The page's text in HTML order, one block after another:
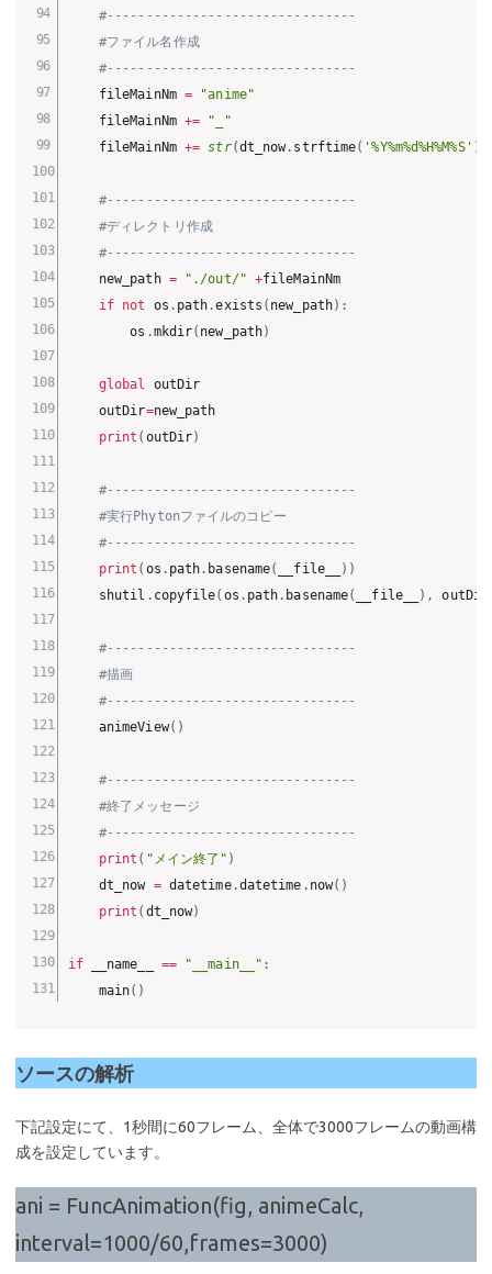
#--------------------------------
#ファイル名作成
#--------------------------------
    fileMainNm
=
"anime"
    fileMainNm
+=
"_"
    fileMainNm
+= str(dt_now. strftime( '%Y%m%d%H%M%S' )
#--------------------------------
#ディレクトリ作成
#--------------------------------
    new_path
= "./out/" +fileMainNm
if not os . path .exists ( new_path) :
        os
.mkdir( new_path)
global
outDir
    outDir
=new_path
print ( outDir)
#--------------------------------
#実行Phytonファイルのコピー
#--------------------------------
print ( os . path . basename( __file__ ) )
    shutil
. copyfile( os . path . basename( __file__ ) ,
#--------------------------------
#描画
#--------------------------------
    animeView
( )
#--------------------------------
#終了メッセージ
#--------------------------------
print ( "メイン終了" )
    dt_now
= datetime.datetime . now( )
print ( dt_now)
if __name__ == "__main__" :
    main
( )
ソースの解析
下記設定にて、1秒間に60フレーム、全体で3000フレームの動画構
成を設定しています。
ani = FuncAnimation(fig, animeCalc,
interval=1000/60,frames=3000)